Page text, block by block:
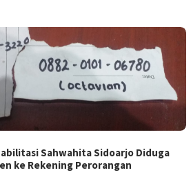
Sahwahita Sidoarjo Diduga
ke Rekening Perorangan